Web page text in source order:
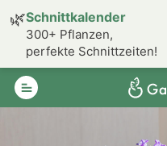
🌿Schnittkalender
300+ Pflanzen,
perfekte Schnittzeiten!